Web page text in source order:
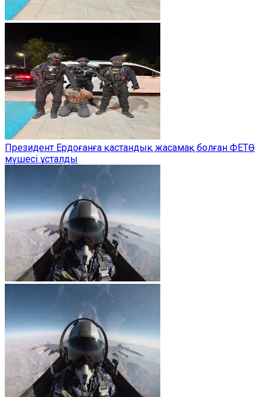
Президент Ердоғанға қастандық жасамақ болған ФЕТӨ
мүшесі ұсталды